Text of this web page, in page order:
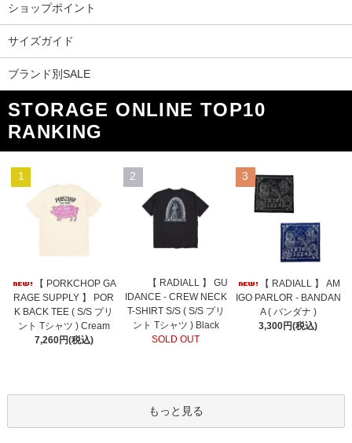
ショップポイント
サイズガイド
ブランド別SALE
STORAGE ONLINE TOP10
RANKING
1
【 PORKCHOP GA
RAGE SUPPLY 】 POR
K BACK TEE ( S/S プリ
ント Tシャツ ) Cream
7,260円(税込)
2
【 RADIALL 】 GU
IDANCE - CREW NECK
T-SHIRT S/S ( S/S プリ
ント Tシャツ ) Black
SOLD OUT
3
【 RADIALL 】 AM
IGO PARLOR - BANDAN
A ( バンダナ )
3,300円(税込)
もっと見る